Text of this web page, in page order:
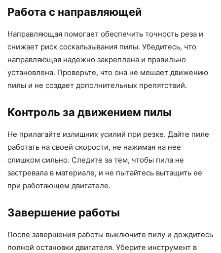
Работа с направляющей
Направляющая помогает обеспечить точность реза и
снижает риск соскальзывания пилы. Убедитесь, что
направляющая надежно закреплена и правильно
установлена. Проверьте, что она не мешает движению
пилы и не создает дополнительных препятствий.
Контроль за движением пилы
Не прилагайте излишних усилий при резке. Дайте пиле
работать на своей скорости, не нажимая на нее
слишком сильно. Следите за тем, чтобы пила не
застревала в материале, и не пытайтесь вытащить ее
при работающем двигателе.
Завершение работы
После завершения работы выключите пилу и дождитесь
полной остановки двигателя. Уберите инструмент в